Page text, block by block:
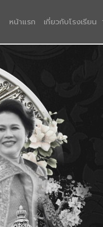
หน้าแรก (current)
เกี่ยวกับโรงเรียน